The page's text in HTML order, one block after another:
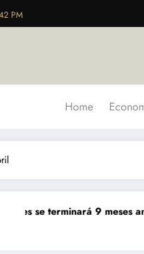
PM
Home
9 meses antes de lo